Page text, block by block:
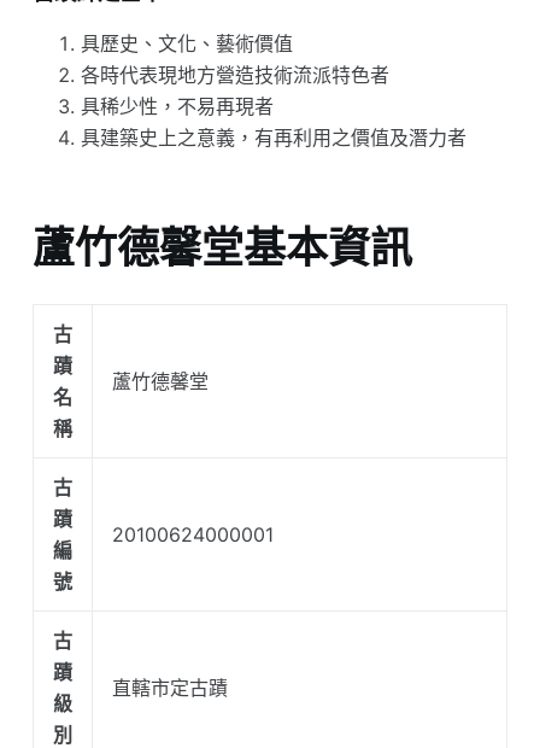
具歷史、文化、藝術價值
各時代表現地方營造技術流派特色者
具稀少性，不易再現者
具建築史上之意義，有再利用之價值及潛力者
蘆竹德馨堂基本資訊
古
蹟
名
稱
蘆竹德馨堂
古
蹟
編
號
20100624000001
古
蹟
級
別
直轄市定古蹟